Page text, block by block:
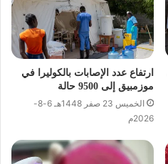
ارتفاع عدد الإصابات بالكوليرا في
موزمبيق إلى 9500 حالة
الخميس 23 صفر 1448هـ 6-8-
2026م